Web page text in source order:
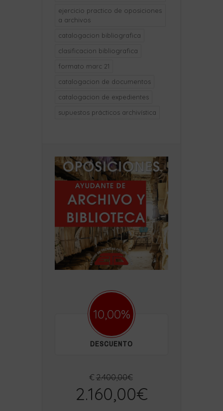
ejercicio practico de oposiciones
a archivos
catalogacion bibliografica
clasificacion bibliografica
formato marc 21
catalogacion de documentos
catalogacion de expedientes
supuestos prácticos archivística
10,00%
DESCUENTO
€2.400,00€
2.160,00€